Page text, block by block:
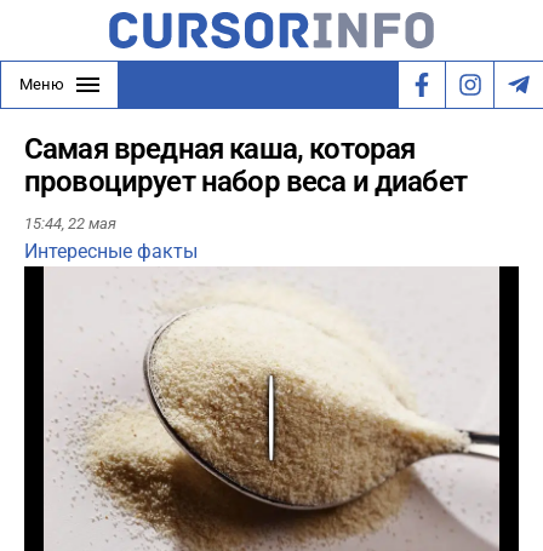
Меню
Самая вредная каша, которая
провоцирует набор веса и диабет
15:44, 22 мая
Интересные факты
Play
Фото: depositphotos.com